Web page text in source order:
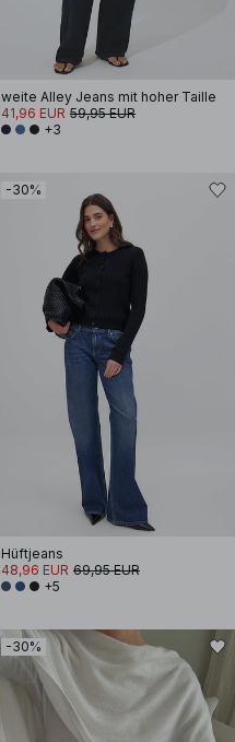
weite Alley Jeans mit hoher Taille
41,96 EUR 59,95 EUR
+3
-30%
Hüftjeans
48,96 EUR 69,95 EUR
+5
-30%